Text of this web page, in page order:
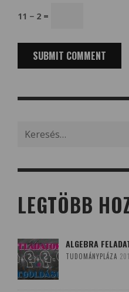
11 − 2 =
for:
LEGTÖBB
ALGEBRA
TUDOMÁNYPLÁZA